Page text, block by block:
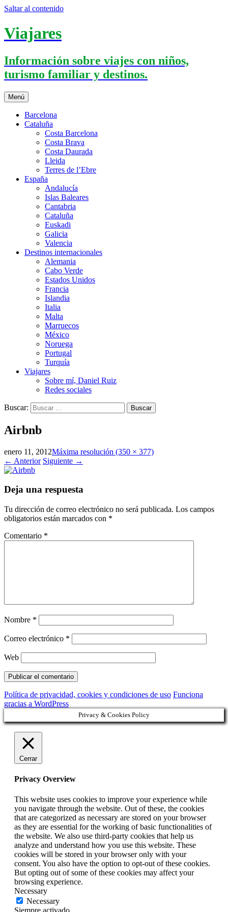
Saltar al contenido
Viajares
Información sobre viajes con niños,
turismo familiar y destinos.
Menú
Barcelona
Cataluña
Costa Barcelona
Costa Brava
Costa Daurada
Lleida
Terres de l’Ebre
España
Andalucía
Islas Baleares
Cantabria
Cataluña
Euskadi
Galicia
Valencia
Destinos internacionales
Alemania
Cabo Verde
Estados Unidos
Francia
Islandia
Italia
Malta
Marruecos
México
Noruega
Portugal
Turquía
Viajares
Sobre mí, Daniel Ruiz
Redes sociales
Buscar:
Airbnb
enero 11, 2012Máxima resolución (350 × 377)
← Anterior Siguiente →
Deja una respuesta
Tu dirección de correo electrónico no será publicada. Los campos
obligatorios están marcados con *
Comentario *
Nombre *
Correo electrónico *
Web
Política de privacidad, cookies y condiciones de uso Funciona
gracias a WordPress
Privacy & Cookies Policy
Cerrar
Privacy Overview
This website uses cookies to improve your experience while
you navigate through the website. Out of these, the cookies
that are categorized as necessary are stored on your browser
as they are essential for the working of basic functionalities of
the website. We also use third-party cookies that help us
analyze and understand how you use this website. These
cookies will be stored in your browser only with your
consent. You also have the option to opt-out of these cookies.
But opting out of some of these cookies may affect your
browsing experience.
Necessary
Necessary
Siempre activado